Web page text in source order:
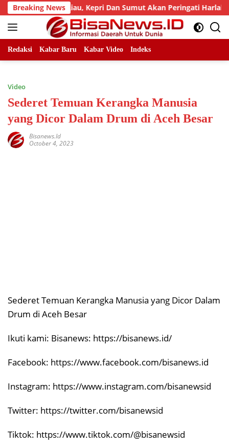
Skip
to
content
Breaking News
LLMB Riau, Kepri Dan Sumut Akan Peringati Harlah Ke-25
Redaksi Kabar Baru Kabar Video Indeks
Video
Sederet Temuan Kerangka Manusia
yang Dicor Dalam Drum di Aceh Besar
Bisanews.id
October 4, 2023
Sederet Temuan Kerangka Manusia yang Dicor Dalam
Drum di Aceh Besar
Ikuti kami: Bisanews: https://bisanews.id/
Facebook: https://www.facebook.com/bisanews.id
Instagram: https://www.instagram.com/bisanewsid
Twitter: https://twitter.com/bisanewsid
Tiktok: https://www.tiktok.com/@bisanewsid